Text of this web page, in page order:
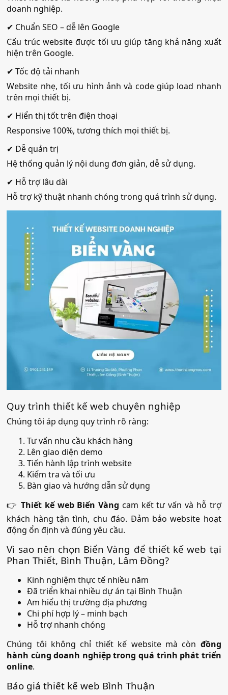
động sản Hay Nguyễn có đầy
đủ tính năng của thiết kế
website bất động sản chuyên
nghiệp. Thiết kế webite Bất
Động Sản Hay Nguyễn có
giao diện hiển thị tốt trên
máy tính và điện thoại.
Website có 1 ngôn ngữ tiếng
Việt.
doanh nghiệp.
✔ Chuẩn SEO – dễ lên Google
Cấu trúc website được tối ưu giúp tăng khả năng xuất
hiện trên Google.
✔ Tốc độ tải nhanh
Website nhẹ, tối ưu hình ảnh và code giúp load nhanh
trên mọi thiết bị.
✔ Hiển thị tốt trên điện thoại
Responsive 100%, tương thích mọi thiết bị.
✔ Dễ quản trị
Hệ thống quản lý nội dung đơn giản, dễ sử dụng.
✔ Hỗ trợ lâu dài
Hỗ trợ kỹ thuật nhanh chóng trong quá trình sử dụng.
Quy trình thiết kế web chuyên nghiệp
Chúng tôi áp dụng quy trình rõ ràng:
Tư vấn nhu cầu khách hàng
Lên giao diện demo
Tiến hành lập trình website
Kiểm tra và tối ưu
Bàn giao và hướng dẫn sử dụng
👉 Thiết kế web Biển Vàng cam kết tư vấn và hỗ trợ
khách hàng tận tình, chu đáo. Đảm bảo website hoạt
động ổn định và đúng yêu cầu.
Vì sao nên chọn Biển Vàng để thiết kế web tại
Phan Thiết, Bình Thuận, Lâm Đồng?
Kinh nghiệm thực tế nhiều năm
Đã triển khai nhiều dự án tại Bình Thuận
Am hiểu thị trường địa phương
Chi phí hợp lý – minh bạch
Hỗ trợ nhanh chóng
Chúng tôi không chỉ thiết kế website mà còn đồng
hành cùng doanh nghiệp trong quá trình phát triển
online.
Báo giá thiết kế web Bình Thuận